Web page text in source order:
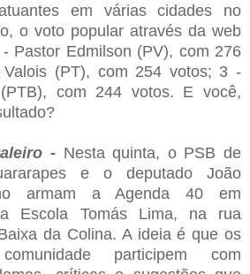
em várias cidades no
o voto popular através da web
Pastor Edmilson (PV), com 276
(PT), com 254 votos; 3 -
com 244 votos. E você,
-Nesta quinta, o PSB de
e o deputado João
armam a Agenda 40 em
Escola Tomás Lima, na rua
da Colina. A ideia é que os
participem com